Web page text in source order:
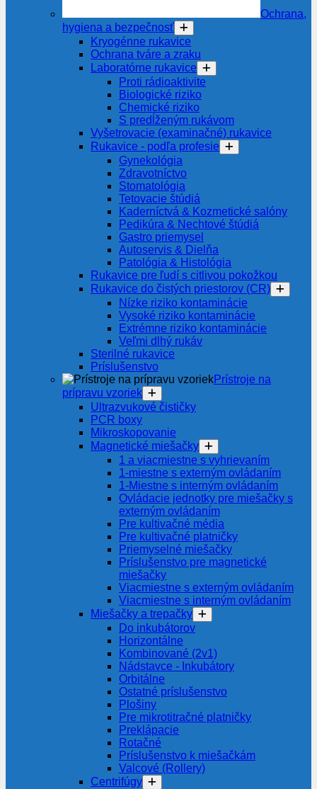
Ochrana,
hygiena a bezpečnosť
Kryogénne rukavice
Ochrana tváre a zraku
Laboratórne rukavice
Proti rádioaktivite
Biologické riziko
Chemické riziko
S predĺženým rukávom
Vyšetrovacie (examinačné) rukavice
Rukavice - podľa profesie
Gynekológia
Zdravotníctvo
Stomatológia
Tetovacie štúdiá
Kaderníctvá & Kozmetické salóny
Pedikúra & Nechtové štúdiá
Gastro priemysel
Autoservis & Dielňa
Patológia & Histológia
Rukavice pre ľudí s citlivou pokožkou
Rukavice do čistých priestorov (CR)
Nízke riziko kontaminácie
Vysoké riziko kontaminácie
Extrémne riziko kontaminácie
Veľmi dlhý rukáv
Sterilné rukavice
Príslušenstvo
Prístroje na
prípravu vzoriek
Ultrazvukové čističky
PCR boxy
Mikroskopovanie
Magnetické miešačky
1 a viacmiestne s vyhrievaním
1-miestne s externým ovládaním
1-Miestne s interným ovládaním
Ovládacie jednotky pre miešačky s
externým ovládaním
Pre kultivačné média
Pre kultivačné platničky
Priemyselné miešačky
Príslušenstvo pre magnetické
miešačky
Viacmiestne s externým ovládaním
Viacmiestne s interným ovládaním
Miešačky a trepačky
Do inkubátorov
Horizontálne
Kombinované (2v1)
Nádstavce - Inkubátory
Orbitálne
Ostatné príslušenstvo
Plošiny
Pre mikrotitračné platničky
Preklápacie
Rotačné
Príslušenstvo k miešačkám
Valcové (Rollery)
Centrifúgy